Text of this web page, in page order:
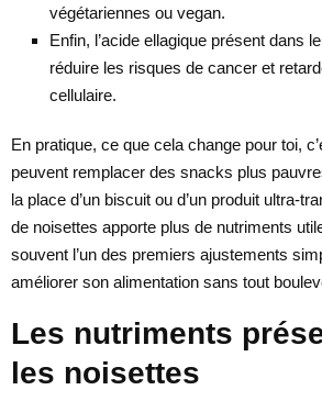
végétariennes ou vegan.
Enfin, l’acide ellagique présent dans
réduire les risques de cancer et
cellulaire.
En pratique, ce que cela change pour toi,
peuvent remplacer des snacks plus
la place d’un biscuit ou d’un produit ultra-
de noisettes apporte plus de nutriments
souvent l’un des premiers ajustements
améliorer son alimentation sans tout
Les nutriments
les noisettes